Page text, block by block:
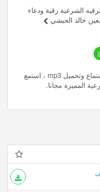
الشرعية رقية ودعاء
خالد الحبشي
الرقيه الشرعية للشيخ خالد الحبشي استماع وتحميل mp3 ، استمع